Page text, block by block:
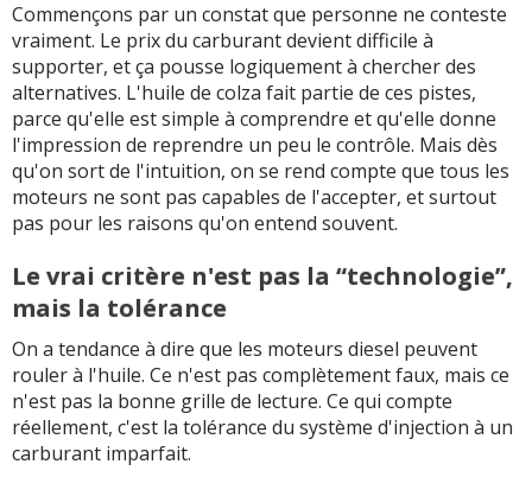
Commençons par un constat que personne ne conteste
vraiment. Le prix du carburant devient difficile à
supporter, et ça pousse logiquement à chercher des
alternatives. L'huile de colza fait partie de ces pistes,
parce qu'elle est simple à comprendre et qu'elle donne
l'impression de reprendre un peu le contrôle. Mais dès
qu'on sort de l'intuition, on se rend compte que tous les
moteurs ne sont pas capables de l'accepter, et surtout
pas pour les raisons qu'on entend souvent.
Le vrai critère n'est pas la “technologie”,
mais la tolérance
On a tendance à dire que les moteurs diesel peuvent
rouler à l'huile. Ce n'est pas complètement faux, mais ce
n'est pas la bonne grille de lecture. Ce qui compte
réellement, c'est la tolérance du système d'injection à un
carburant imparfait.